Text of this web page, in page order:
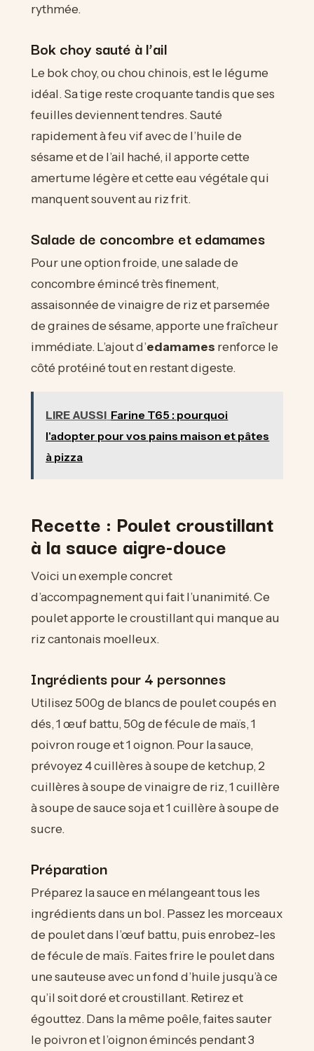
rythmée.
Bok choy sauté à l’ail
Le bok choy, ou chou chinois, est le légume
idéal. Sa tige reste croquante tandis que ses
feuilles deviennent tendres. Sauté
rapidement à feu vif avec de l’huile de
sésame et de l’ail haché, il apporte cette
amertume légère et cette eau végétale qui
manquent souvent au riz frit.
Salade de concombre et edamames
Pour une option froide, une salade de
concombre émincé très finement,
assaisonnée de vinaigre de riz et parsemée
de graines de sésame, apporte une fraîcheur
immédiate. L’ajout d’edamames renforce le
côté protéiné tout en restant digeste.
LIRE AUSSI Farine T65 : pourquoi
l'adopter pour vos pains maison et pâtes
à pizza
Recette : Poulet croustillant
à la sauce aigre-douce
Voici un exemple concret
d’accompagnement qui fait l’unanimité. Ce
poulet apporte le croustillant qui manque au
riz cantonais moelleux.
Ingrédients pour 4 personnes
Utilisez 500g de blancs de poulet coupés en
dés, 1 œuf battu, 50g de fécule de maïs, 1
poivron rouge et 1 oignon. Pour la sauce,
prévoyez 4 cuillères à soupe de ketchup, 2
cuillères à soupe de vinaigre de riz, 1 cuillère
à soupe de sauce soja et 1 cuillère à soupe de
sucre.
Préparation
Préparez la sauce en mélangeant tous les
ingrédients dans un bol. Passez les morceaux
de poulet dans l’œuf battu, puis enrobez-les
de fécule de maïs. Faites frire le poulet dans
une sauteuse avec un fond d’huile jusqu’à ce
qu’il soit doré et croustillant. Retirez et
égouttez. Dans la même poêle, faites sauter
le poivron et l’oignon émincés pendant 3